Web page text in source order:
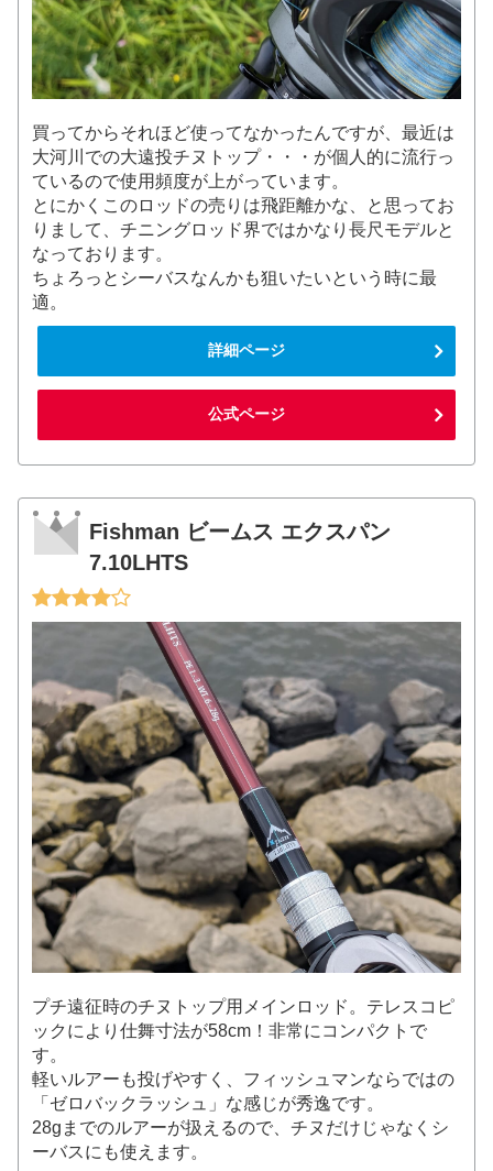
買ってからそれほど使ってなかったんですが、最近は
大河川での大遠投チヌトップ・・・が個人的に流行っ
ているので使用頻度が上がっています。
とにかくこのロッドの売りは飛距離かな、と思ってお
りまして、チニングロッド界ではかなり長尺モデルと
なっております。
ちょろっとシーバスなんかも狙いたいという時に最
適。
詳細ページ
公式ページ
Fishman ビームス エクスパン
7.10LHTS
プチ遠征時のチヌトップ用メインロッド。テレスコピ
ックにより仕舞寸法が58cm！非常にコンパクトで
す。
軽いルアーも投げやすく、フィッシュマンならではの
「ゼロバックラッシュ」な感じが秀逸です。
28gまでのルアーが扱えるので、チヌだけじゃなくシ
ーバスにも使えます。